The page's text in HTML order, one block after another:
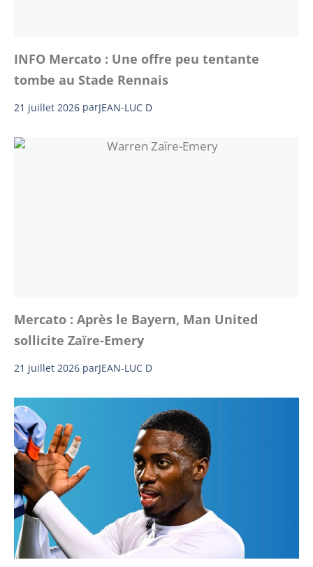
INFO Mercato : Une offre peu tentante
tombe au Stade Rennais
21 juillet 2026 parJEAN-LUC D
Mercato : Après le Bayern, Man United
sollicite Zaïre-Emery
21 juillet 2026 parJEAN-LUC D